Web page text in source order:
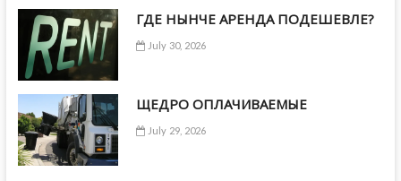
ГДЕ НЫНЧЕ АРЕНДА ПОДЕШЕВЛЕ?
July 30, 2026
ЩЕДРО ОПЛАЧИВАЕМЫЕ
July 29, 2026